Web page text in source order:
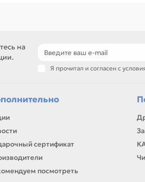
Если параметры в карточке совпадают
ремонта, заправки, печати или
на
Я прочитал и согласен с
сертификат
посмотреть